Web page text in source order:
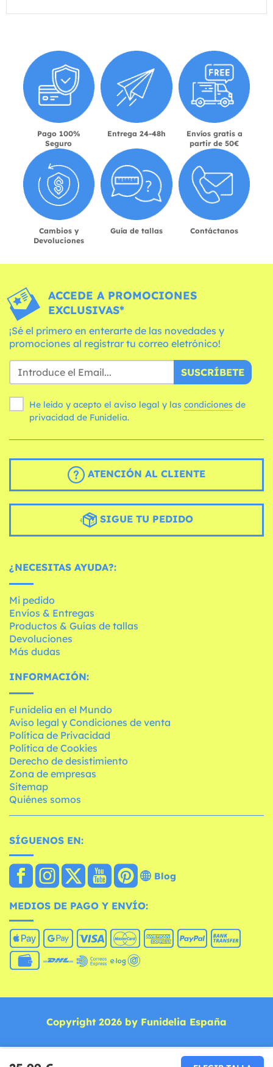
Pago 100%
Seguro
Entrega 24-48h
Envíos gratis a
partir de 50€
Cambios y
Devoluciones
Guía de tallas Contáctanos
ACCEDE A PROMOCIONES
EXCLUSIVAS*
¡Sé el primero en enterarte de las novedades y
promociones al registrar tu correo eletrónico!
SUSCRÍBETE
He leído y acepto el aviso legal y las condiciones
privacidad de Funidelia.
ATENCIÓN AL CLIENTE
SIGUE TU PEDIDO
¿NECESITAS AYUDA?:
Mi pedido
Envíos & Entregas
Productos & Guías de tallas
Devoluciones
Más dudas
INFORMACIÓN:
Funidelia en el Mundo
Aviso legal y Condiciones de venta
Política de Privacidad
Política de Cookies
Derecho de desistimiento
Zona de empresas
Sitemap
Quiénes somos
SÍGUENOS EN:
Blog
MEDIOS DE PAGO Y ENVÍO:
Copyright 2026 by Funidelia España